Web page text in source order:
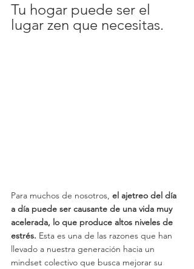
Tu hogar puede ser el
lugar zen que necesitas.
Para muchos de nosotros, el ajetreo del día
a día puede ser causante de una vida muy
acelerada, lo que produce altos niveles de
estrés. Esta es una de las razones que han
llevado a nuestra generación hacia un
mindset colectivo que busca mejorar su